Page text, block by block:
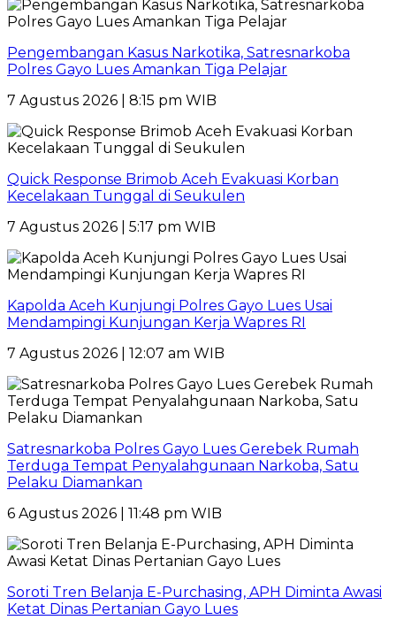
Pengembangan Kasus Narkotika, Satresnarkoba
Polres Gayo Lues Amankan Tiga Pelajar
7 Agustus 2026 | 8:15 pm WIB
Quick Response Brimob Aceh Evakuasi Korban
Kecelakaan Tunggal di Seukulen
7 Agustus 2026 | 5:17 pm WIB
Kapolda Aceh Kunjungi Polres Gayo Lues Usai
Mendampingi Kunjungan Kerja Wapres RI
7 Agustus 2026 | 12:07 am WIB
Satresnarkoba Polres Gayo Lues Gerebek Rumah
Terduga Tempat Penyalahgunaan Narkoba, Satu
Pelaku Diamankan
6 Agustus 2026 | 11:48 pm WIB
Soroti Tren Belanja E-Purchasing, APH Diminta Awasi
Ketat Dinas Pertanian Gayo Lues